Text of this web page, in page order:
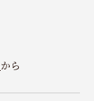
から